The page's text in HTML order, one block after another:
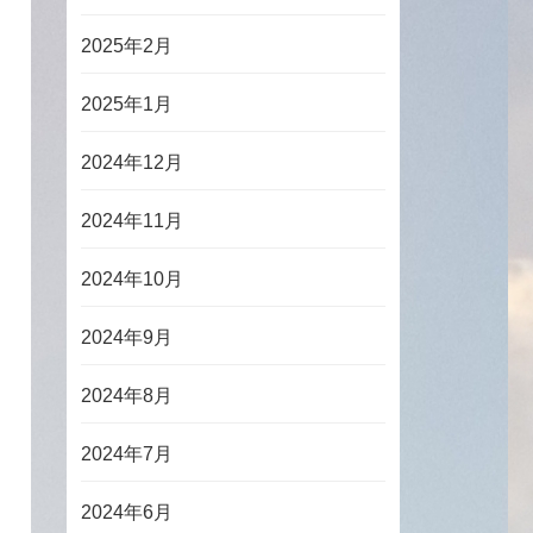
2025年2月
2025年1月
2024年12月
2024年11月
2024年10月
2024年9月
2024年8月
2024年7月
2024年6月